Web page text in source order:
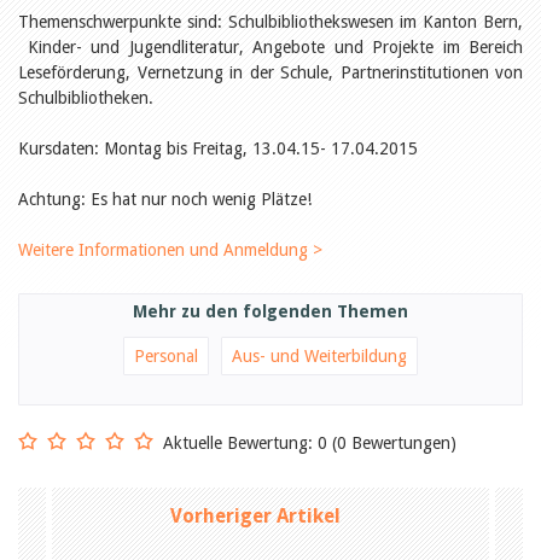
Leseförderung
Aus aller Welt
Verschiedenes
Aus- und Weiterbildung
Kinder- und Jugendmedien
Bibliotheksförderung
Einmalige Beiträge
Schweizer Literatur
Autoren
Julie Greub
Birgit Libiszewski
Themenschwerpunkte sind: Schulbibliothekswesen im Kanton Bern,
Kinder- und Jugendliteratur, Angebote und Projekte im Bereich
Leseförderung, Vernetzung in der Schule, Partnerinstitutionen von
Schulbibliotheken.
Kursdaten: Montag bis Freitag, 13.04.15- 17.04.2015
Achtung: Es hat nur noch wenig Plätze!
Weitere Informationen und Anmeldung >
Mehr zu den folgenden Themen
Personal Aus- und Weiterbildung
Aktuelle Bewertung: 0 (0 Bewertungen)
Vorheriger Artikel